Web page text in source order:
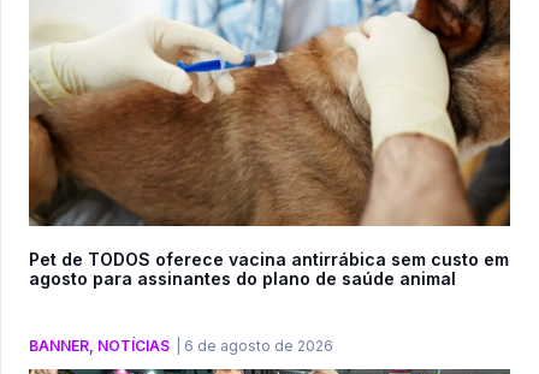
Pet de TODOS oferece vacina antirrábica sem custo em
agosto para assinantes do plano de saúde animal
BANNER NOTÍCIAS 6 de agosto de 2026